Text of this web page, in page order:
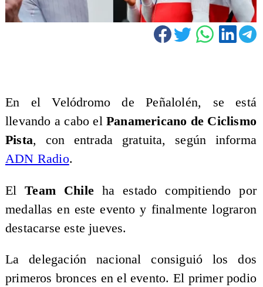
En el Velódromo de Peñalolén, se está
llevando a cabo elPanamericano de Ciclismo
Pista, con entrada gratuita, según informa
ADN Radio.
ElTeam Chileha estado compitiendo por
medallas en este evento y finalmente lograron
destacarse este jueves.
La delegación nacional consiguió los dos
primeros bronces en el evento. El primer podio